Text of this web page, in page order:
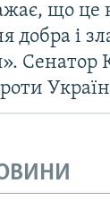
що це
добра і
Сенатор